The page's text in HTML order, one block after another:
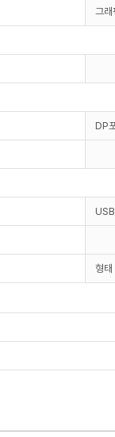
그래
DP
형태